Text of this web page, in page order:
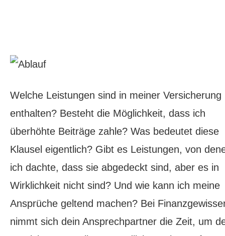
Welche Leistungen sind in meiner Versicherung
enthalten? Besteht die Möglichkeit, dass ich
überhöhte Beiträge zahle? Was bedeutet diese
Klausel eigentlich? Gibt es Leistungen, von
ich dachte, dass sie abgedeckt sind, aber es in
Wirklichkeit nicht sind? Und wie kann ich meine
Ansprüche geltend machen? Bei
nimmt sich dein Ansprechpartner die Zeit, um